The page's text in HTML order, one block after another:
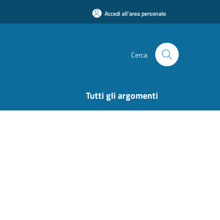
Accedi all'area personale
Cerca
Tutti gli argomenti